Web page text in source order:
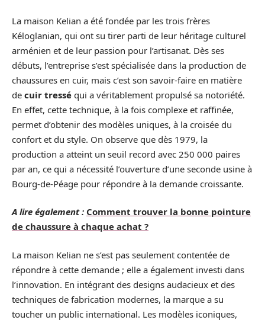
La maison Kelian a été fondée par les trois frères
Kéloglanian, qui ont su tirer parti de leur héritage culturel
arménien et de leur passion pour l’artisanat. Dès ses
débuts, l’entreprise s’est spécialisée dans la production de
chaussures en cuir, mais c’est son savoir-faire en matière
de cuir tressé qui a véritablement propulsé sa notoriété.
En effet, cette technique, à la fois complexe et raffinée,
permet d’obtenir des modèles uniques, à la croisée du
confort et du style. On observe que dès 1979, la
production a atteint un seuil record avec 250 000 paires
par an, ce qui a nécessité l’ouverture d’une seconde usine à
Bourg-de-Péage pour répondre à la demande croissante.
A lire également : Comment trouver la bonne pointure
de chaussure à chaque achat ?
La maison Kelian ne s’est pas seulement contentée de
répondre à cette demande ; elle a également investi dans
l’innovation. En intégrant des designs audacieux et des
techniques de fabrication modernes, la marque a su
toucher un public international. Les modèles iconiques,